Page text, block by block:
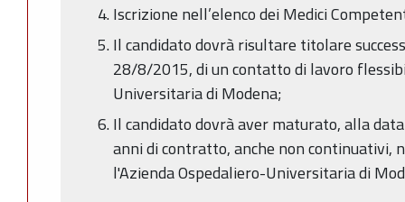
Iscrizione nell’elenco dei Medici
Il candidato dovrà risultare titolare
28/8/2015, di un contatto di lavoro
Universitaria di Modena;
Il candidato dovrà aver maturato, alla
anni di contratto, anche non continuativi,
l'Azienda Ospedaliero-Universitaria di